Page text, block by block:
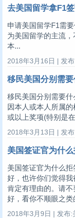
去美国留学拿F1
申请美国留学F1需
为美国留学的主流
本...
2018年3月16日 | 发
移民美国分别需
移民美国分别需要
因本人或本人所属
或以上奖项(特别是
2018年3月13日 | 发
美国签证官为什
美国签证官为什么
好，也许你们觉得
肯定有理由的。请
好，看你不顺眼之类
2018年3月9日 | 发布: